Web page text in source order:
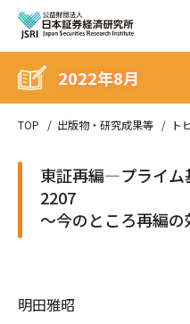
TOP 出版物・研究成果等 ト
2022年8月
東証再編—プライム
2207
〜今のところ再編
明田雅昭